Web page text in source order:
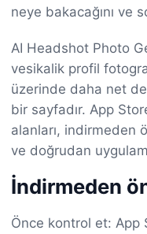
neye bakacağını ve
AI Headshot Photo
vesikalik profil
üzerinde daha net
bir sayfadır. App
alanları, indirmeden
ve doğrudan
İndirmeden
Önce kontrol et: App